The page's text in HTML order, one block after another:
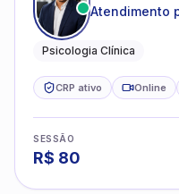
Atendimento
Psicologia Clínica
CRP ativo Online
SESSÃO
R$ 80